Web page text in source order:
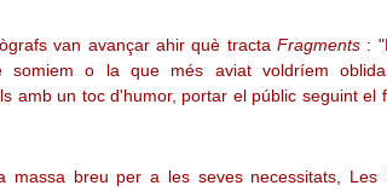
van avançar ahir què tracta Fragments :
o la que més aviat voldríem
amb un toc d'humor, portar el públic seguint el
breu per a les seves necessitats, Les